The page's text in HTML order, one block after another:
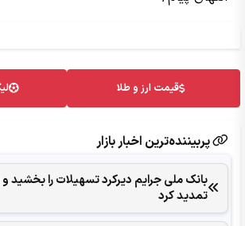
قیمت ارز و طلا
پربیننده‌ترین اخبار بازار
بانک ملی جرایم دیرکرد تسهیلات را بخشید و
تمدید کرد